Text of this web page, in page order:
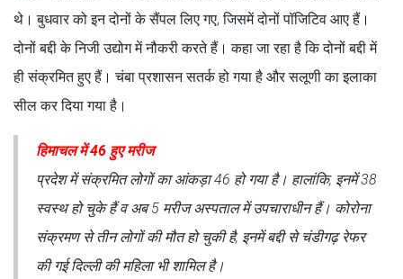
थे। बुधवार को इन दोनों के सैंपल लिए गए, जिसमें दोनों पॉजिटिव आए हैं।
दोनों बद्दी के निजी उद्योग में नौकरी करते हैं। कहा जा रहा है कि दोनों बद्दी में
ही संक्रमित हुए हैं। चंबा प्रशासन सतर्क हो गया है और सलूणी का इलाका
सील कर दिया गया है।
हिमाचल में 46 हुए मरीज
प्रदेश में संक्रमित लोगों का आंकड़ा 46 हो गया है। हालांकि, इनमें 38
स्वस्थ हो चुके हैं व अब 5 मरीज अस्पताल में उपचाराधीन हैं। कोरोना
संक्रमण से तीन लोगों की मौत हो चुकी है, इनमें बद्दी से चंडीगढ़ रेफर
की गई दिल्ली की महिला भी शामिल है।